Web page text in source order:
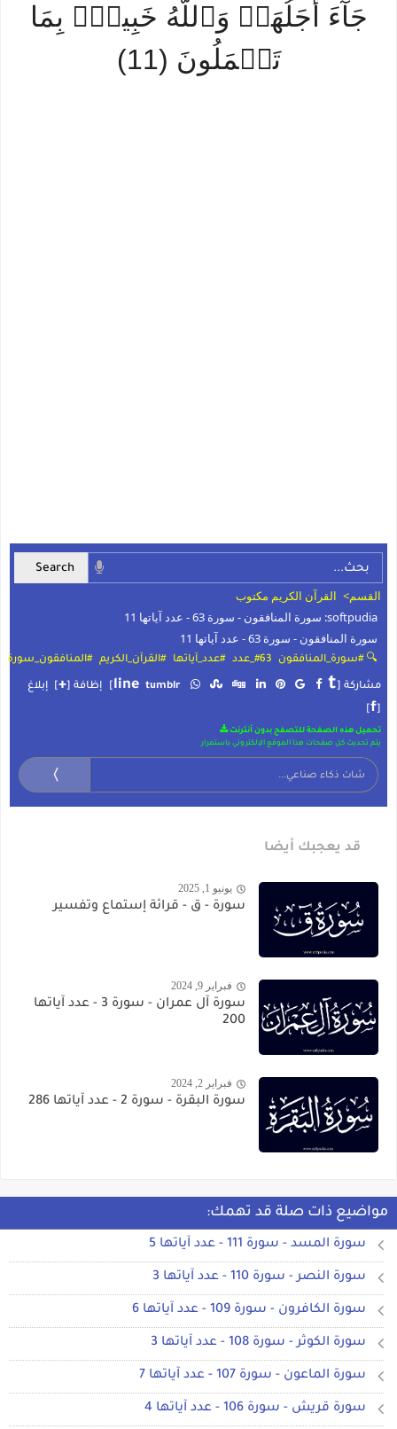
جَآءَ أَجَلُهَاۚ وَٱللَّهُ خَبِيرُۢ بِمَا
تَعۡمَلُونَ (11)
القسم> القرآن الكريم مكتوب
softpudia: سورة المنافقون - سورة 63 - عدد آياتها 11
سورة المنافقون - سورة 63 - عدد آياتها 11
🔍 #سورة_المنافقون #63_عدد #عدد_آياتها #القرآن_الكريم #المنافقون_سورة
مشاركة [ line tumblr t
] إظافة [+
]
إبلاغ
[
f
]
تحميل هذه الصفحة للتصفح بدون أنترنت
يتم تحديث كل صفحات هذا الموقع الإلكتروني باستمرار
〉
قد يعجبك أيضا
يونيو 1, 2025
سورة - ق - قرائة إستماع وتفسير
فبراير 9, 2024
سورة آل عمران - سورة 3 - عدد آياتها
200
فبراير 2, 2024
سورة البقرة - سورة 2 - عدد آياتها 286
مواضيع ذات صلة قد تهمك:
سورة المسد - سورة 111 - عدد آياتها 5
سورة النصر - سورة 110 - عدد آياتها 3
سورة الكافرون - سورة 109 - عدد آياتها 6
سورة الكوثر - سورة 108 - عدد آياتها 3
سورة الماعون - سورة 107 - عدد آياتها 7
سورة قريش - سورة 106 - عدد آياتها 4